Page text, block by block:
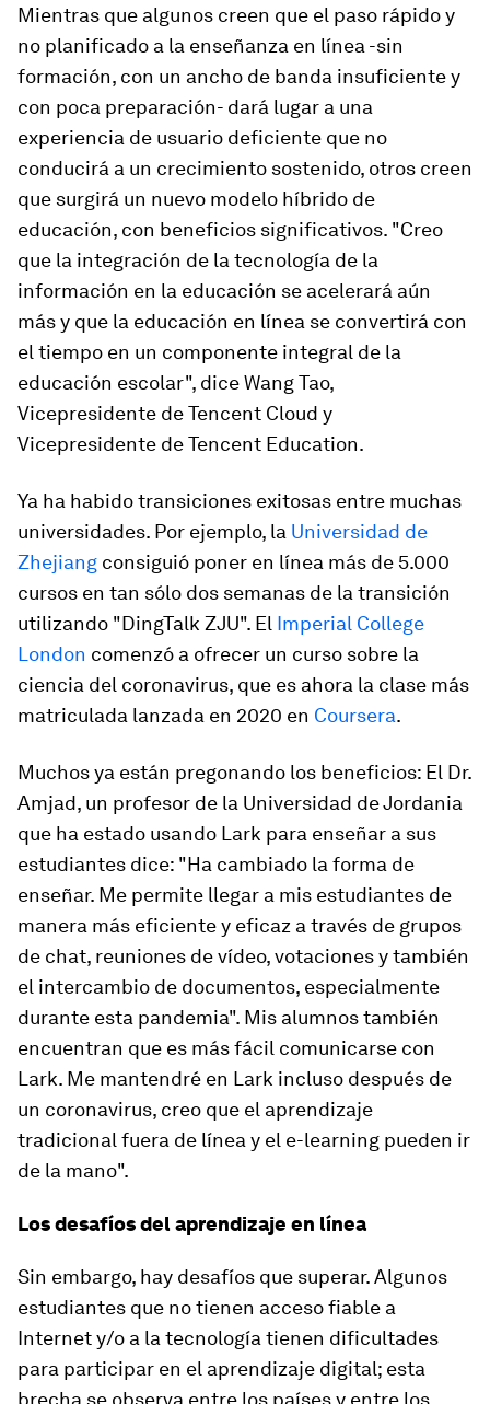
Mientras que algunos creen que el paso rápido y
no planificado a la enseñanza en línea -sin
formación, con un ancho de banda insuficiente y
con poca preparación- dará lugar a una
experiencia de usuario deficiente que no
conducirá a un crecimiento sostenido, otros creen
que surgirá un nuevo modelo híbrido de
educación, con beneficios significativos. "Creo
que la integración de la tecnología de la
información en la educación se acelerará aún
más y que la educación en línea se convertirá con
el tiempo en un componente integral de la
educación escolar", dice Wang Tao,
Vicepresidente de Tencent Cloud y
Vicepresidente de Tencent Education.
Ya ha habido transiciones exitosas entre muchas
universidades. Por ejemplo, la Universidad de
Zhejiang consiguió poner en línea más de 5.000
cursos en tan sólo dos semanas de la transición
utilizando "DingTalk ZJU". El Imperial College
London comenzó a ofrecer un curso sobre la
ciencia del coronavirus, que es ahora la clase más
matriculada lanzada en 2020 en Coursera.
Muchos ya están pregonando los beneficios: El Dr.
Amjad, un profesor de la Universidad de Jordania
que ha estado usando Lark para enseñar a sus
estudiantes dice: "Ha cambiado la forma de
enseñar. Me permite llegar a mis estudiantes de
manera más eficiente y eficaz a través de grupos
de chat, reuniones de vídeo, votaciones y también
el intercambio de documentos, especialmente
durante esta pandemia". Mis alumnos también
encuentran que es más fácil comunicarse con
Lark. Me mantendré en Lark incluso después de
un coronavirus, creo que el aprendizaje
tradicional fuera de línea y el e-learning pueden ir
de la mano".
Los desafíos del aprendizaje en línea
Sin embargo, hay desafíos que superar. Algunos
estudiantes que no tienen acceso fiable a
Internet y/o a la tecnología tienen dificultades
para participar en el aprendizaje digital; esta
brecha se observa entre los países y entre los